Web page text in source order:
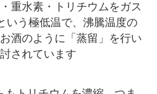
重水素・トリチウムをガス
いう極低温で、沸騰温度の
酒のように「蒸留」を行い
されています